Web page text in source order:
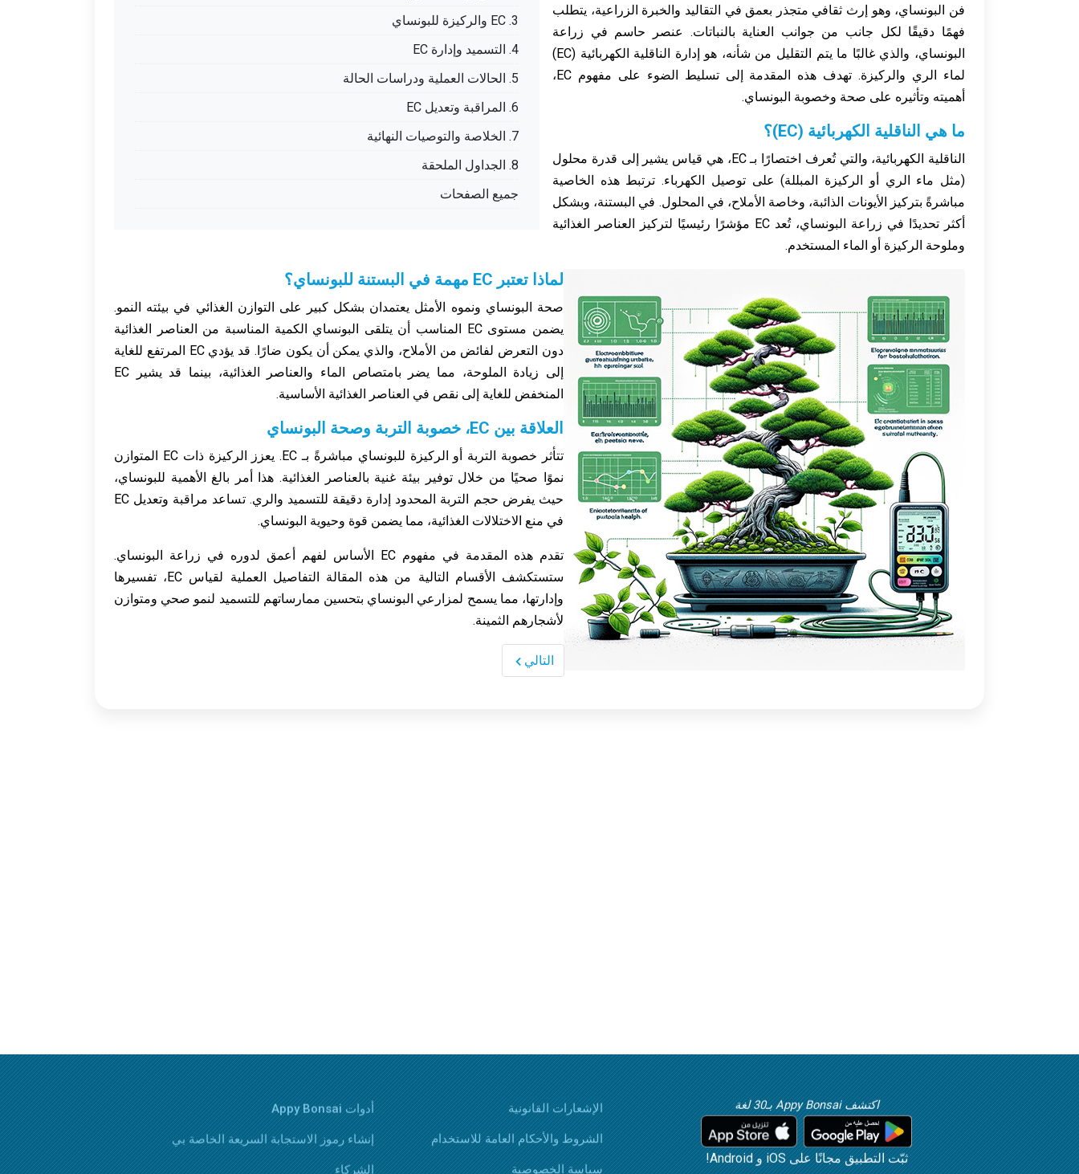
3. EC والركيزة للبونساي
4. التسميد وإدارة EC
5. الحالات العملية ودراسات الحالة
6. المراقبة وتعديل EC
7. الخلاصة والتوصيات النهائية
8. الجداول الملحقة
جميع الصفحات
فن البونساي، وهو إرث ثقافي متجذر بعمق في التقاليد والخبرة الزراعية، يتطلب
فهمًا دقيقًا لكل جانب من جوانب العناية بالنباتات. عنصر حاسم في زراعة
البونساي، والذي غالبًا ما يتم التقليل من شأنه، هو إدارة الناقلية الكهربائية (EC)
لماء الري والركيزة. تهدف هذه المقدمة إلى تسليط الضوء على مفهوم EC،
أهميته وتأثيره على صحة وخصوبة البونساي.
ما هي الناقلية الكهربائية (EC)؟
الناقلية الكهربائية، والتي تُعرف اختصارًا بـ EC، هي قياس يشير إلى قدرة محلول
(مثل ماء الري أو الركيزة المبللة) على توصيل الكهرباء. ترتبط هذه الخاصية
مباشرةً بتركيز الأيونات الذائبة، وخاصة الأملاح، في المحلول. في البستنة، وبشكل
أكثر تحديدًا في زراعة البونساي، تُعد EC مؤشرًا رئيسيًا لتركيز العناصر الغذائية
وملوحة الركيزة أو الماء المستخدم.
لماذا تعتبر EC مهمة في البستنة للبونساي؟
صحة البونساي ونموه الأمثل يعتمدان بشكل كبير على التوازن الغذائي في بيئته النمو.
يضمن مستوى EC المناسب أن يتلقى البونساي الكمية المناسبة من العناصر الغذائية
دون التعرض لفائض من الأملاح، والذي يمكن أن يكون ضارًا. قد يؤدي EC المرتفع للغاية
إلى زيادة الملوحة، مما يضر بامتصاص الماء والعناصر الغذائية، بينما قد يشير EC
المنخفض للغاية إلى نقص في العناصر الغذائية الأساسية.
العلاقة بين EC، خصوبة التربة وصحة البونساي
تتأثر خصوبة التربة أو الركيزة للبونساي مباشرةً بـ EC. يعزز الركيزة ذات EC المتوازن
نموًا صحيًا من خلال توفير بيئة غنية بالعناصر الغذائية. هذا أمر بالغ الأهمية للبونساي،
حيث يفرض حجم التربة المحدود إدارة دقيقة للتسميد والري. تساعد مراقبة وتعديل EC
في منع الاختلالات الغذائية، مما يضمن قوة وحيوية البونساي.
تقدم هذه المقدمة في مفهوم EC الأساس لفهم أعمق لدوره في زراعة البونساي.
ستستكشف الأقسام التالية من هذه المقالة التفاصيل العملية لقياس EC، تفسيرها
وإدارتها، مما يسمح لمزارعي البونساي بتحسين ممارساتهم للتسميد لنمو صحي ومتوازن
لأشجارهم الثمينة.
التالي
اكتشف Appy Bonsai بـ30 لغة
ثبّت التطبيق مجانًا على iOS و Android!
الإشعارات القانونية
الشروط والأحكام العامة للاستخدام
سياسة الخصوصية
أدوات Appy Bonsai
إنشاء رموز الاستجابة السريعة الخاصة بي
الشركاء